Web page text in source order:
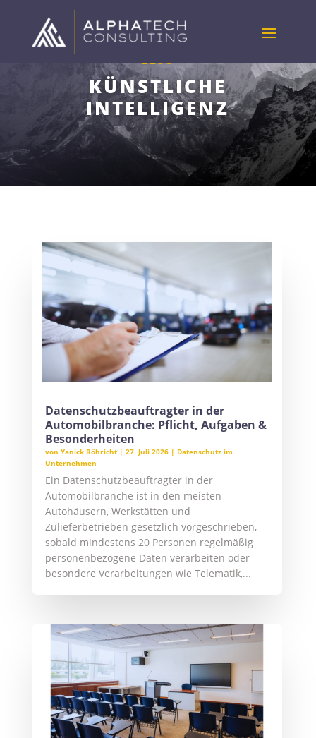
KÜNSTLICHE
INTELLIGENZ
Datenschutzbeauftragter in der
Automobilbranche: Pflicht, Aufgaben &
Besonderheiten
von Yanick Röhricht| 27. Juli 2026| Datenschutz im
Unternehmen
Ein Datenschutzbeauftragter in der
Automobilbranche ist in den meisten
Autohäusern, Werkstätten und
Zulieferbetrieben gesetzlich vorgeschrieben,
sobald mindestens 20 Personen regelmäßig
personenbezogene Daten verarbeiten oder
besondere Verarbeitungen wie Telematik,...